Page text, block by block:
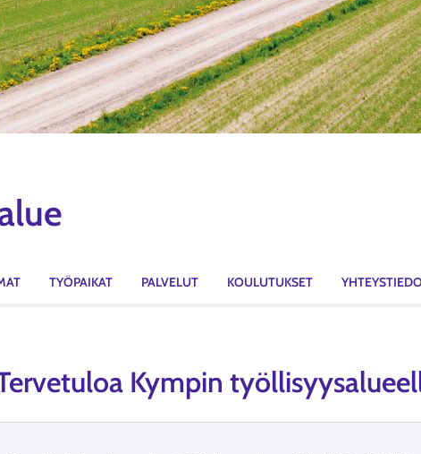
TYÖPAIKAT PALVELUT KOULUTUKSET
Kympin